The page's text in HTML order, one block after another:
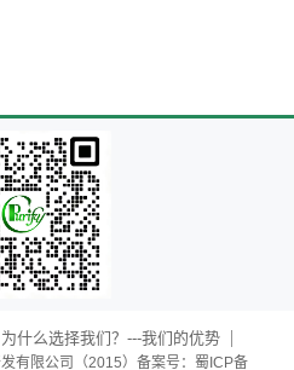
为什么选择我们？---我们的优势
有限公司（2015）备案号：蜀ICP备